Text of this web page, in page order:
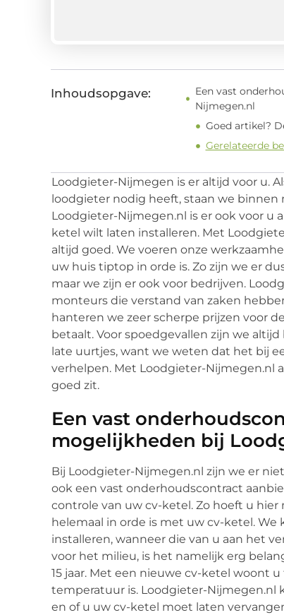
Inhoudsopgave:
Een vast
Nijmegen.nl
Goed artikel?
Gerelateerde
Loodgieter-Nijmegen is er altijd voor u.
loodgieter nodig heeft, staan we
Loodgieter-Nijmegen.nl is er ook voor u
ketel wilt laten installeren. Met
altijd goed. We voeren onze
uw huis tiptop in orde is. Zo zijn we er
maar we zijn er ook voor bedrijven.
monteurs die verstand van zaken
hanteren we zeer scherpe prijzen voor
betaalt. Voor spoedgevallen zijn we
late uurtjes, want we weten dat het bij
verhelpen. Met Loodgieter-Nijmegen.nl
goed zit.
Een vast
mogelijkheden bij
Bij Loodgieter-Nijmegen.nl zijn we er
ook een vast onderhoudscontract
controle van uw cv-ketel. Zo hoeft u
helemaal in orde is met uw cv-ketel.
installeren, wanneer die van u aan het
voor het milieu, is het namelijk erg
15 jaar. Met een nieuwe cv-ketel woont
temperatuur is. Loodgieter-Nijmegen.nl
en of u uw cv-ketel moet laten